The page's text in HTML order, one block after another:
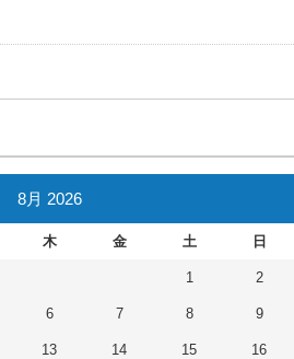
8月 2026
木 金 土 日
1 2
6 7 8 9
13 14 15 16